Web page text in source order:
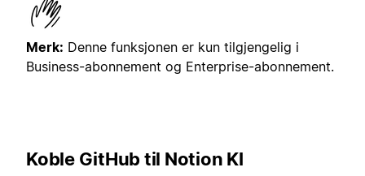
Merk: Denne funksjonen er kun tilgjengelig i
Business-abonnement og Enterprise-abonnement.
Koble GitHub til Notion KI